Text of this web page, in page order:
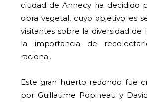
ciudad de Annecy ha decidido
obra vegetal, cuyo objetivo es
visitantes sobre la diversidad de
la importancia de
racional.
Este gran huerto redondo fue
por Guillaume Popineau y